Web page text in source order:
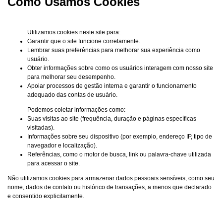
Utilizamos cookies neste site para:
Garantir que o site funcione corretamente.
Lembrar suas preferências para melhorar sua experiência como
usuário.
Obter informações sobre como os usuários interagem com nosso site
para melhorar seu desempenho.
Apoiar processos de gestão interna e garantir o funcionamento
adequado das contas de usuário.
Podemos coletar informações como:
Suas visitas ao site (frequência, duração e páginas específicas
visitadas).
Informações sobre seu dispositivo (por exemplo, endereço IP, tipo de
navegador e localização).
Referências, como o motor de busca, link ou palavra-chave utilizada
para acessar o site.
Não utilizamos cookies para armazenar dados pessoais sensíveis, como seu
nome, dados de contato ou histórico de transações, a menos que declarado
e consentido explicitamente.